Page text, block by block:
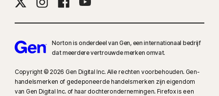
Norton is onderdeel van Gen, een internationaal bedrijf
dat meerdere vertrouwde merken omvat.
Copyright © 2026 Gen Digital Inc. Alle rechten voorbehouden. Gen-
handelsmerken of gedeponeerde handelsmerken zijn eigendom
van Gen Digital Inc. of haar dochterondernemingen. Firefox is een